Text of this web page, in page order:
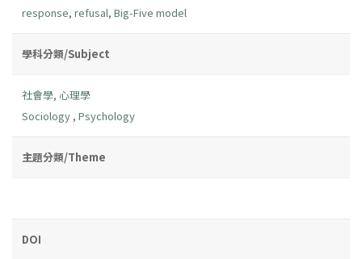
response, refusal, Big-Five model
學科分類/Subject
社會學, 心理學
Sociology , Psychology
主題分類/Theme
DOI